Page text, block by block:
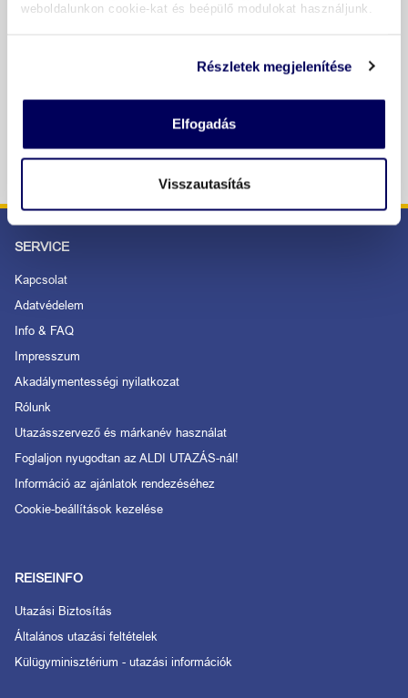
weboldalunkon cookie-kat és beépülő modulokat használjunk.
Részletek megjelenítése
Elfogadás
Visszautasítás
Copyright GIATA 2004 - 2026. Multilingual, powered by
SERVICE
Kapcsolat
Adatvédelem
Info & FAQ
Impresszum
Akadálymentességi nyilatkozat
Rólunk
Utazásszervező és márkanév használat
Foglaljon nyugodtan az ALDI UTAZÁS-nál!
Információ az ajánlatok rendezéséhez
Cookie-beállítások kezelése
REISEINFO
Utazási Biztosítás
Általános utazási feltételek
Külügyminisztérium - utazási információk